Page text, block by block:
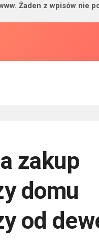
Żaden z wpisów nie
zakup
domu
od